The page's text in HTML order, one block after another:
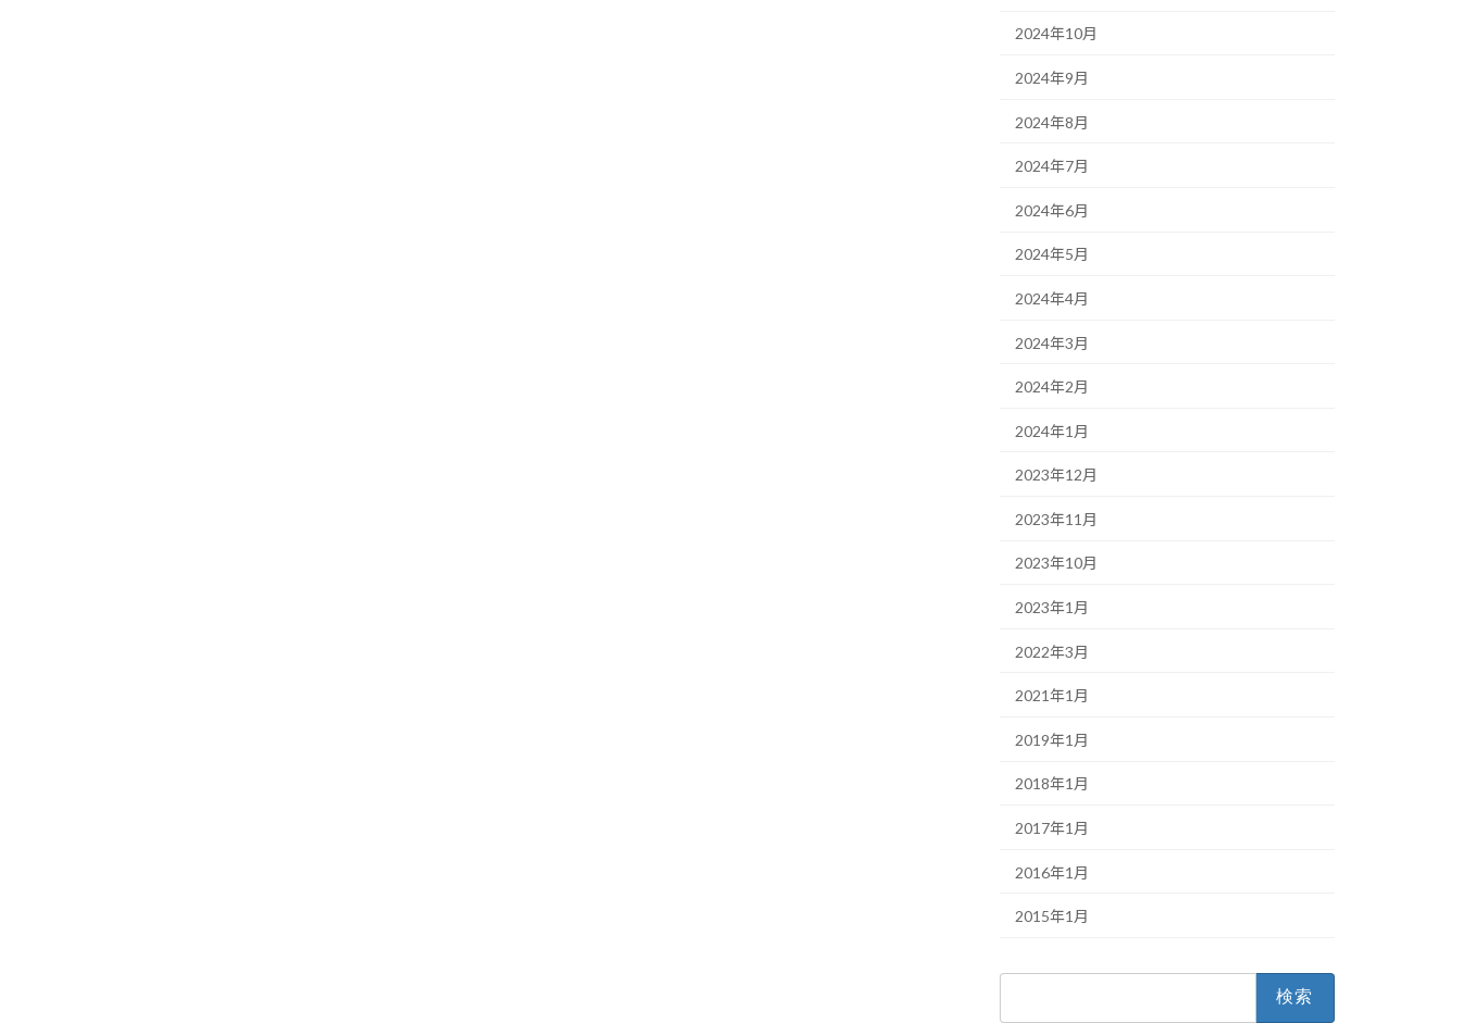
2024年10月
2024年9月
2024年8月
2024年7月
2024年6月
2024年5月
2024年4月
2024年3月
2024年2月
2024年1月
2023年12月
2023年11月
2023年10月
2023年1月
2022年3月
2021年1月
2019年1月
2018年1月
2017年1月
2016年1月
2015年1月